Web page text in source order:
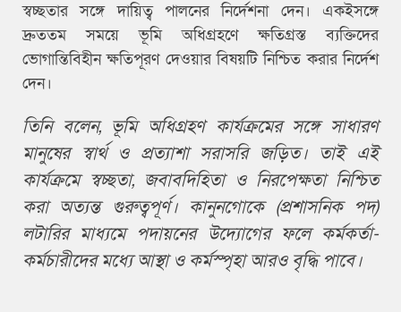
স্বচ্ছতার সঙ্গে দায়িত্ব পালনের নির্দেশনা দেন। একইসঙ্গে
দ্রুততম সময়ে ভূমি অধিগ্রহণে ক্ষতিগ্রস্ত ব্যক্তিদের
ভোগান্তিবিহীন ক্ষতিপূরণ দেওয়ার বিষয়টি নিশ্চিত করার নির্দেশ
দেন।
তিনি বলেন, ভূমি অধিগ্রহণ কার্যক্রমের সঙ্গে সাধারণ
মানুষের স্বার্থ ও প্রত্যাশা সরাসরি জড়িত। তাই এই
কার্যক্রমে স্বচ্ছতা, জবাবদিহিতা ও নিরপেক্ষতা নিশ্চিত
করা অত্যন্ত গুরুত্বপূর্ণ। কানুনগোকে (প্রশাসনিক পদ)
লটারির মাধ্যমে পদায়নের উদ্যোগের ফলে কর্মকর্তা-
কর্মচারীদের মধ্যে আস্থা ও কর্মস্পৃহা আরও বৃদ্ধি পাবে।